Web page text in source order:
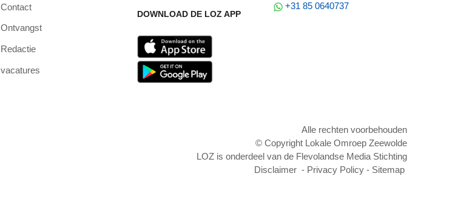
Contact
Ontvangst
Redactie
vacatures
DOWNLOAD DE LOZ APP
+31 85 0640737
Alle rechten voorbehouden
© Copyright Lokale Omroep Zeewolde
LOZ is onderdeel van de Flevolandse Media Stichting
Disclaimer - Privacy Policy - Sitemap